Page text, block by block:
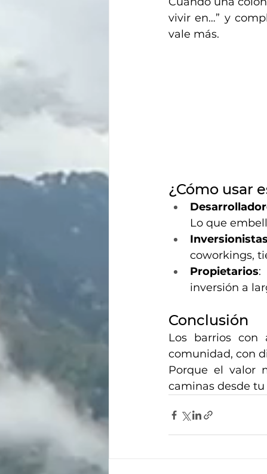
vivir en…” y
vale más.
¿Cómo usar
Lo que
Inversionistas
coworkings,
Propietarios:
inversión a
Conclusión
Los barrios con
comunidad, con
Porque el valor
caminas desde tu